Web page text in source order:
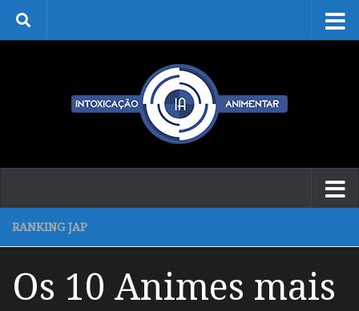
Skip to content
RANKING JAP
Os 10 Animes mais